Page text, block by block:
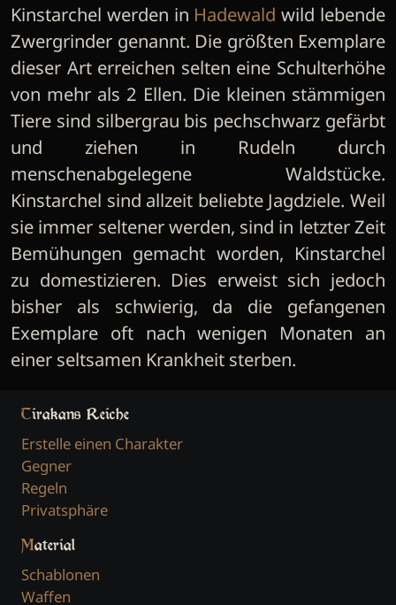
Kinstarchel werden in Hadewald wild lebende
Zwergrinder genannt. Die größten Exemplare
dieser Art erreichen selten eine Schulterhöhe
von mehr als 2 Ellen. Die kleinen stämmigen
Tiere sind silbergrau bis pechschwarz gefärbt
und ziehen in Rudeln durch
menschenabgelegene Waldstücke.
Kinstarchel sind allzeit beliebte Jagdziele. Weil
sie immer seltener werden, sind in letzter Zeit
Bemühungen gemacht worden, Kinstarchel
zu domestizieren. Dies erweist sich jedoch
bisher als schwierig, da die gefangenen
Exemplare oft nach wenigen Monaten an
einer seltsamen Krankheit sterben.
Tirakans Reiche
Erstelle einen Charakter
Gegner
Regeln
Privatsphäre
Material
Schablonen
Waffen